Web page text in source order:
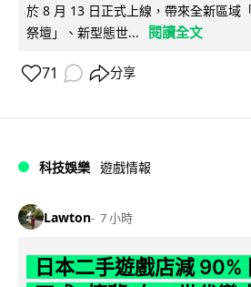
於 8 月 13 日正式上線，帶來全新區域
祭壇」、新型態世...
閱讀全文
71 分享
科技娛樂 遊戲情報
Lawton 7 小時
日本二手遊戲店減 90%